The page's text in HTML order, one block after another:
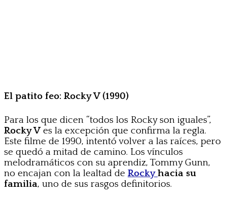
El patito feo: Rocky V (1990)
Para los que dicen “todos los Rocky son iguales”,
Rocky Ves la excepción que confirma la regla.
Este filme de 1990, intentó volver a las raíces, pero
se quedó a mitad de camino. Los vínculos
melodramáticos con su aprendiz, Tommy Gunn,
no encajan con la lealtad de Rockyhacia su
familia, uno de sus rasgos definitorios.